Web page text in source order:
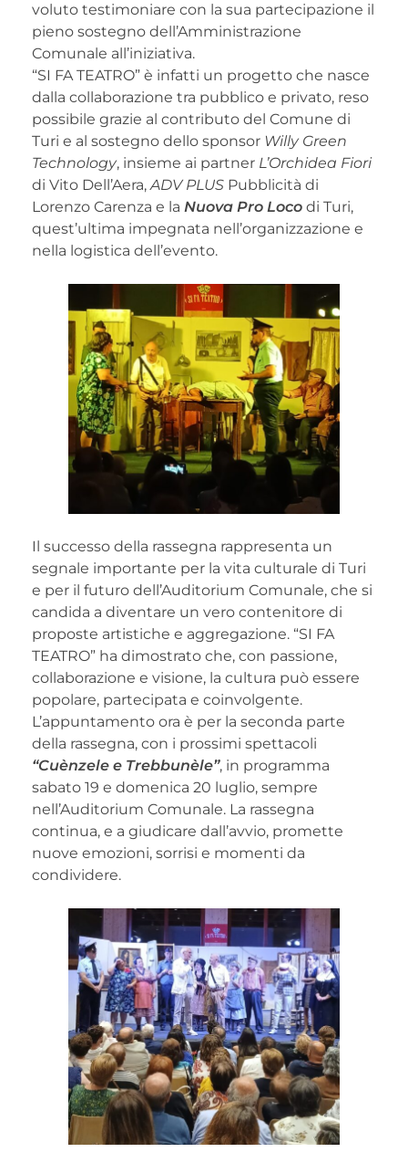
voluto testimoniare con la sua partecipazione il
pieno sostegno dell’Amministrazione
Comunale all’iniziativa.
“SI FA TEATRO” è infatti un progetto che nasce
dalla collaborazione tra pubblico e privato, reso
possibile grazie al contributo del Comune di
Turi e al sostegno dello sponsor Willy Green
Technology, insieme ai partner L’Orchidea Fiori
di Vito Dell’Aera,ADV PLUS Pubblicità di
Lorenzo Carenza e la Nuova Pro Loco di Turi,
quest’ultima impegnata nell’organizzazione e
nella logistica dell’evento.
Il successo della rassegna rappresenta un
segnale importante per la vita culturale di Turi
e per il futuro dell’Auditorium Comunale, che si
candida a diventare un vero contenitore di
proposte artistiche e aggregazione. “SI FA
TEATRO” ha dimostrato che, con passione,
collaborazione e visione, la cultura può essere
popolare, partecipata e coinvolgente.
L’appuntamento ora è per la seconda parte
della rassegna, con i prossimi spettacoli
“Cuènzele e Trebbunèle”, in programma
sabato 19 e domenica 20 luglio, sempre
nell’Auditorium Comunale. La rassegna
continua, e a giudicare dall’avvio, promette
nuove emozioni, sorrisi e momenti da
condividere.